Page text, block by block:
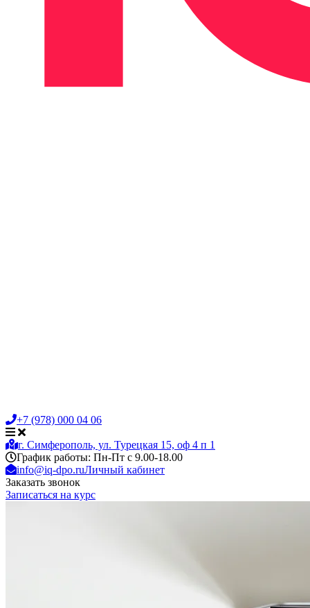
+7 (978) 000 04 06
г. Симферополь, ул. Турецкая 15, оф 4 п 1
График работы: Пн-Пт с 9.00-18.00
info@iq-dpo.ruЛичный кабинет
Заказать звонок
Записаться на курс